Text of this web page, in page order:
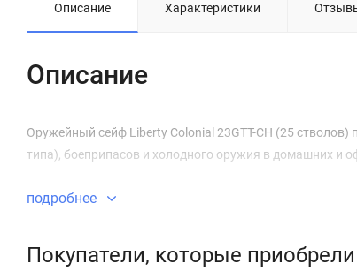
Описание Характеристики
Описание
Оружейный сейф Liberty Colonial 23GTT-CH (25 стволов)
типа), боеприпасов и холодного оружия в домашних и
подробнее
Покупатели, которые